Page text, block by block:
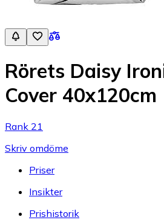
Rörets Daisy
Cover 40x120cm
Rank 21
Skriv omdöme
Priser
Insikter
Prishistorik